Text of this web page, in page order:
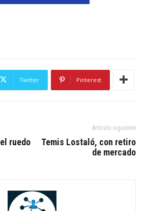
Twitter Pinterest
ruedo
Artículo siguiente
Temis Lostaló, con retiro
de mercado